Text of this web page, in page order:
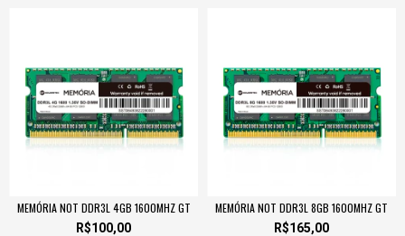
MEMÓRIA NOT DDR3L 4GB 1600MHZ GT
R$100,00
MEMÓRIA NOT DDR3L 8GB 1600MHZ GT
R$165,00